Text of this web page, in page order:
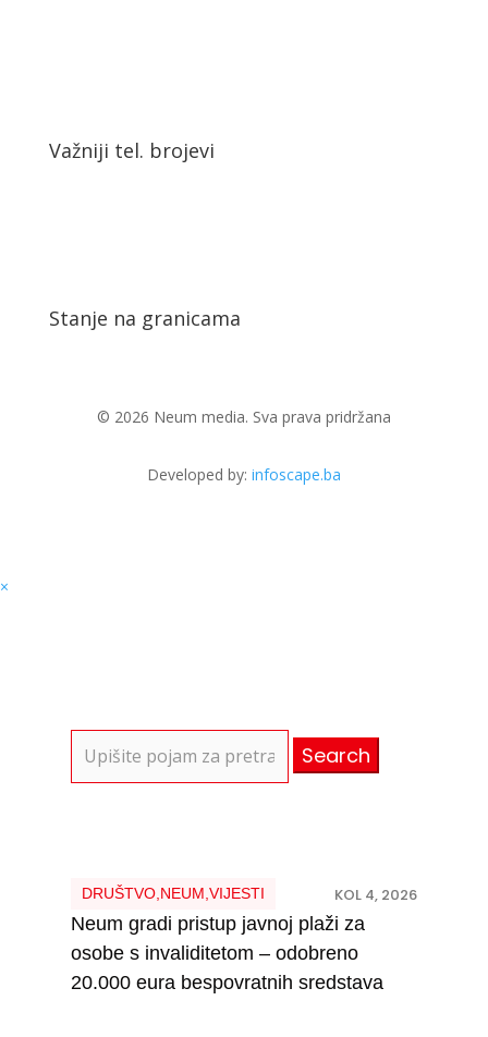
Važniji tel. brojevi
Stanje na granicama
© 2026 Neum media. Sva prava pridržana
Developed by: infoscape.ba
×
for:
DRUŠTVO, NEUM VIJESTI KOL 4, 2026
Neum gradi pristup javnoj plaži za
osobe s invaliditetom – odobreno
20.000 eura bespovratnih sredstava